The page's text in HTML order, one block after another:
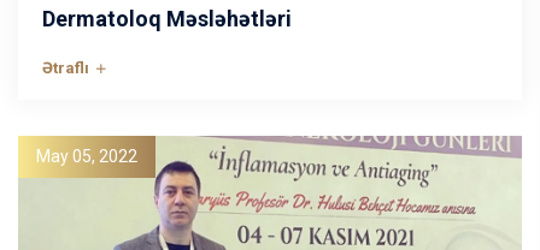
Dermatoloq Məsləhətləri
Ətraflı
May 05, 2022